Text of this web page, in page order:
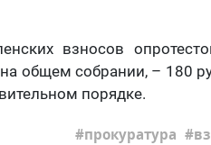
взносов
общем собрании, – 180
порядке.
прокуратура